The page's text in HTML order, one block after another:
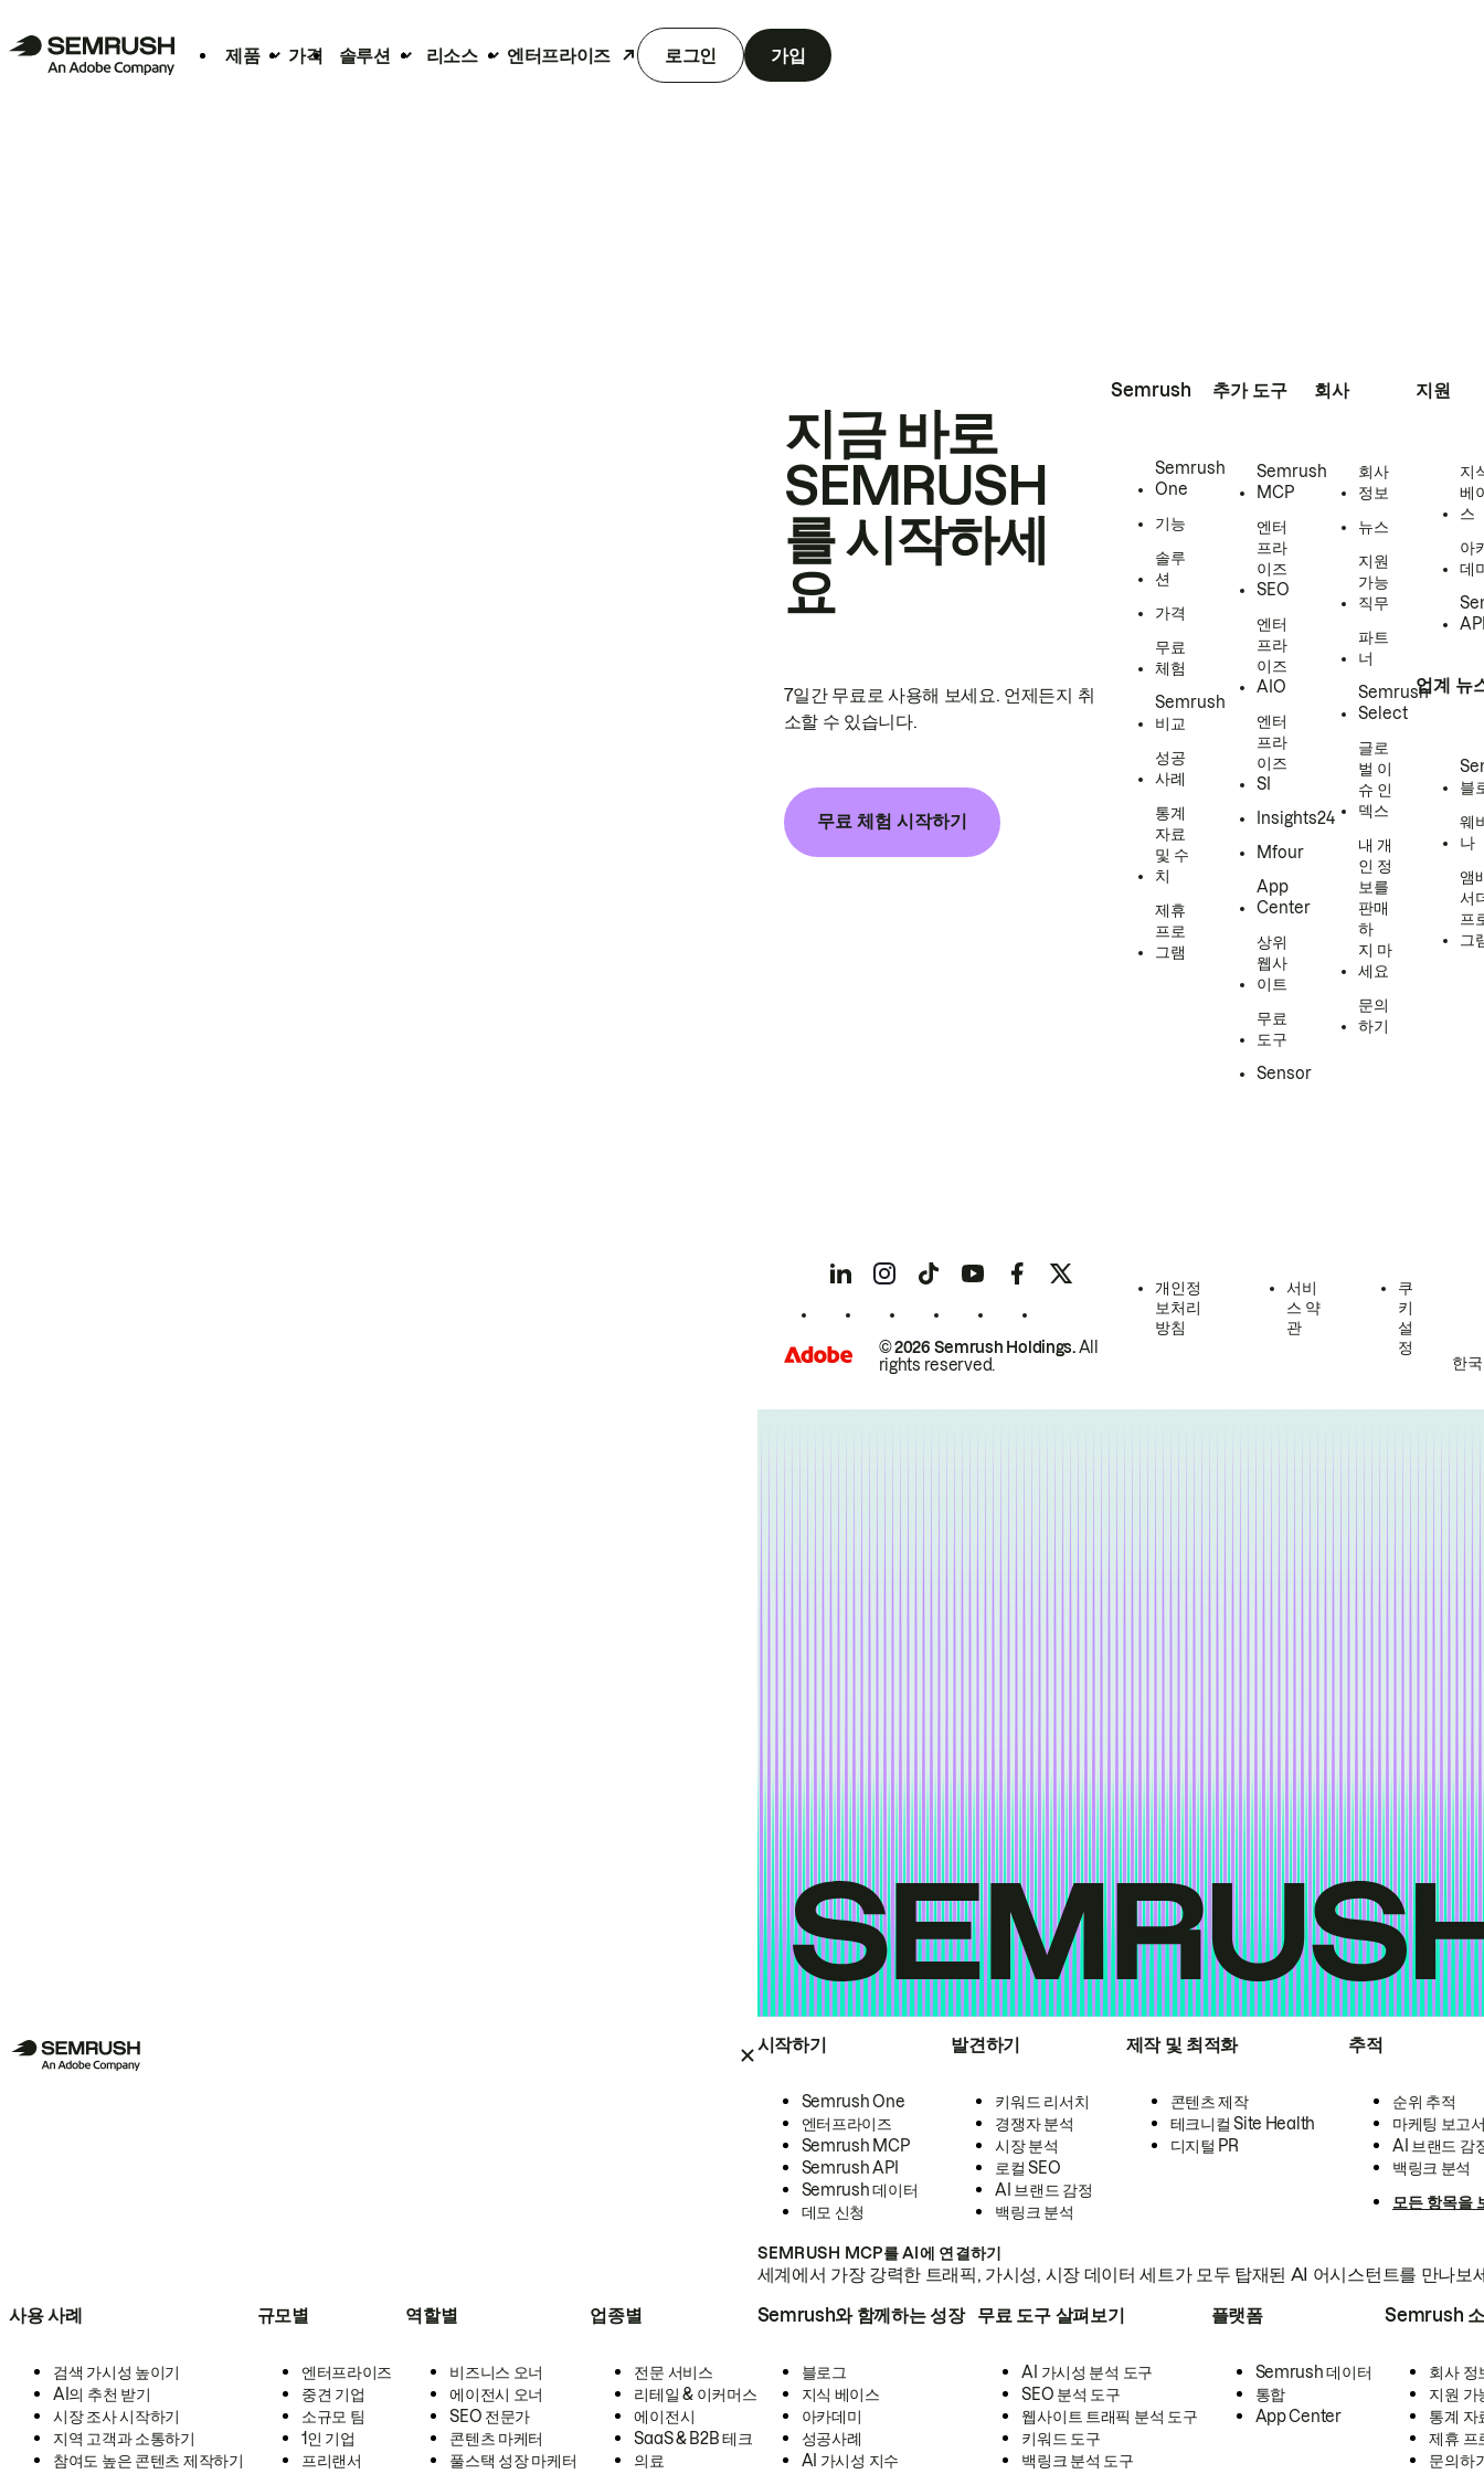
제품 가격 솔루션 리소스 엔터프라이즈 로그인 가입
시작하기
Semrush One
엔터프라이즈
Semrush MCP
Semrush API
Semrush 데이터
데모 신청
발견하기
키워드 리서치
경쟁자 분석
시장 분석
로컬 SEO
AI 브랜드 감정
백링크 분석
제작 및 최적화
콘텐츠 제작
테크니컬 Site Health
디지털 PR
추적
순위 추적
마케팅 보고
AI 브랜드 감
백링크 분석
모든 항목을
SEMRUSH MCP를 AI에 연결하기
세계에서 가장 강력한 트래픽, 가시성, 시장 데이터 세트가 모두 탑재된 AI 어시스턴트를 만나보
사용 사례
검색 가시성 높이기
AI의 추천 받기
시장 조사 시작하기
지역 고객과 소통하기
참여도 높은 콘텐츠 제작하기
규모별
엔터프라이즈
중견 기업
소규모 팀
1인 기업
프리랜서
역할별
비즈니스 오너
에이전시 오너
SEO 전문가
콘텐츠 마케터
풀스택 성장 마케터
업종별
전문 서비스
리테일 & 이커머스
에이전시
SaaS & B2B 테크
의료
Semrush와 함께하는 성장
블로그
지식 베이스
아카데미
성공사례
AI 가시성 지수
무료 도구 살펴보기
AI 가시성 분석 도구
SEO 분석 도구
웹사이트 트래픽 분석 도구
키워드 도구
백링크 분석 도구
플랫폼
Semrush 데이터
통합
App Center
Semrush
회사 정
지원 가
통계 자
제휴 프
문의하
지금 바로
SEMRUSH
를 시작하세
요
7일간 무료로 사용해 보세요. 언제든지 취
소할 수 있습니다.
무료 체험 시작하기
Semrush
Semrush
One
기능
솔루
션
가격
무료
체험
Semrush
비교
성공
사례
통계
자료
및 수
치
제휴
프로
그램
추가 도구
Semrush
MCP
엔터
프라
이즈
SEO
엔터
프라
이즈
AIO
엔터
프라
이즈
SI
Insights24
Mfour
App
Center
상위
웹사
이트
무료
도구
Sensor
회사
회사
정보
뉴스
지원
가능
직무
파트
너
Semrush
Select
글로
벌 이
슈 인
덱스
내 개
인 정
보를
판매
하
지 마
세요
문의
하기
지원
지
베
스
아
데
업계 뉴
블
웨
나
앰
서
프
그
© 2026 Semrush Holdings.All
rights reserved.
개인정
보처리
방침
서비
스 약
관
쿠
키
설
정
한